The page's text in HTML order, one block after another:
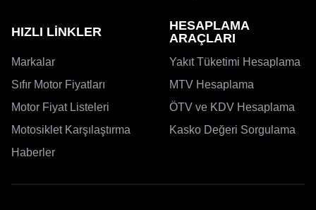
HIZLI LİNKLER
Markalar
Sıfır Motor Fiyatları
Motor Fiyat Listeleri
Motosiklet Karşılaştırma
Haberler
HESAPLAMA
ARAÇLARI
Yakıt Tüketimi Hesaplama
MTV Hesaplama
ÖTV ve KDV Hesaplama
Kasko Değeri Sorgulama